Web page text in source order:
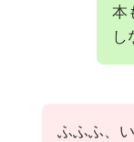
本
し
ふふふ、